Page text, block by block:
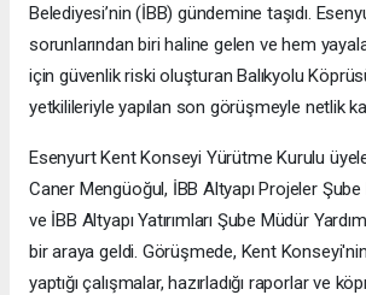
Belediyesi’nin (İBB) gündemine taşıdı.
sorunlarından biri haline gelen ve hem
için güvenlik riski oluşturan Balıkyolu
yetkilileriyle yapılan son görüşmeyle netlik
Esenyurt Kent Konseyi Yürütme Kurulu
Caner Mengüoğul, İBB Altyapı Projeler
ve İBB Altyapı Yatırımları Şube Müdür
bir araya geldi. Görüşmede, Kent
yaptığı çalışmalar, hazırladığı raporlar ve